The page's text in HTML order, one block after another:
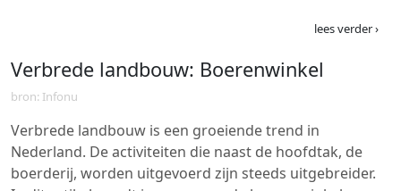
lees verder ›
Verbrede landbouw: Boerenwinkel
bron: Infonu
Verbrede landbouw is een groeiende trend in
Nederland. De activiteiten die naast de hoofdtak, de
boerderij, worden uitgevoerd zijn steeds uitgebreider.